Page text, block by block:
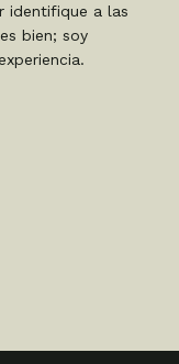
identifique a las
bien; soy
.